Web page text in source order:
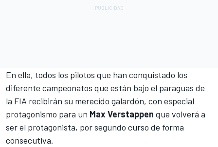
En ella, todos los pilotos que han conquistado los
diferente campeonatos que están bajo el paraguas de
la FIA recibirán su merecido galardón, con especial
protagonismo para un Max Verstappen que volverá a
ser el protagonista, por segundo curso de forma
consecutiva.